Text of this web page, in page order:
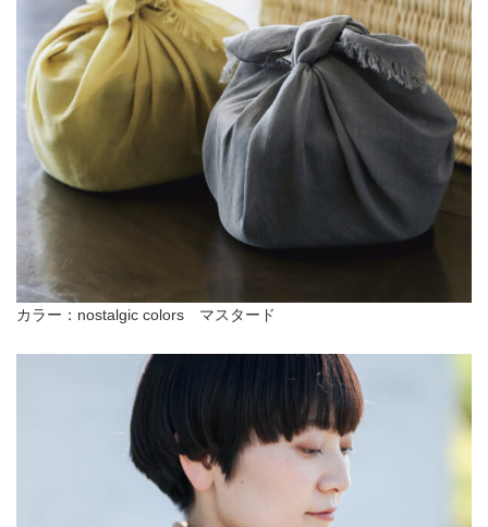
カラー：nostalgic colors マスタード